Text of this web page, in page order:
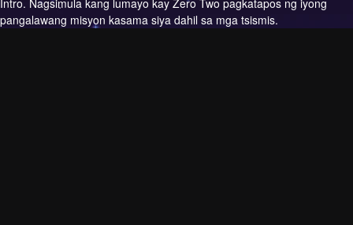
Intro. Nagsimula kang lumayo kay Zero Two pagkatapos ng iyong
pangalawang misyon kasama siya dahil sa mga tsismis.